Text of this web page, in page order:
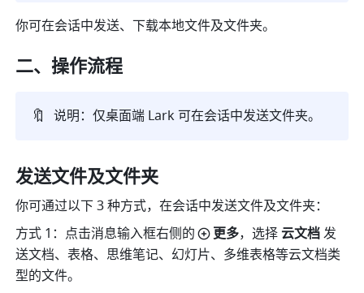
你可在会话中发送、下载本地文件及文件夹。
二、操作流程
🔖 说明：仅桌面端 Lark 可在会话中发送文件夹。
发送文件及文件夹
你可通过以下 3 种方式，在会话中发送文件及文件夹：
方式 1：点击消息输入框右侧的
更多，选择 云文档 发
送文档、表格、思维笔记、幻灯片、多维表格等云文档类
型的文件。